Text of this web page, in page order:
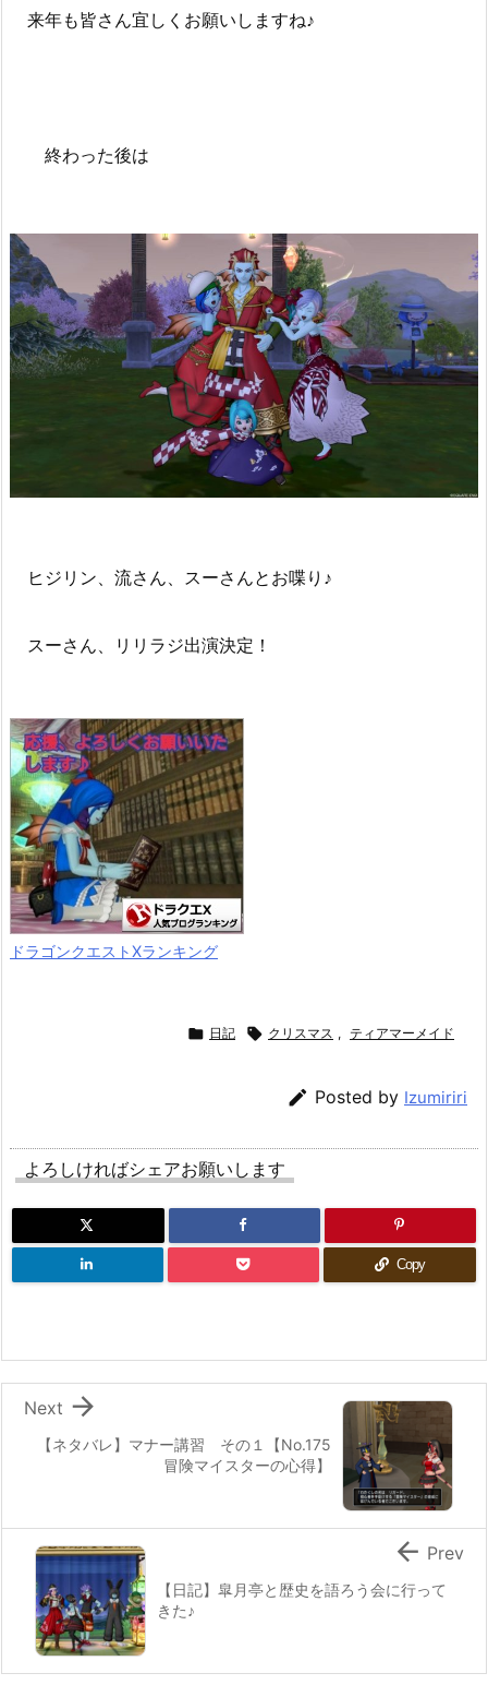
来年も皆さん宜しくお願いしますね♪
終わった後は
ヒジリン、流さん、スーさんとお喋り♪
スーさん、リリラジ出演決定！
ドラゴンクエストXランキング
 日記  クリスマス , ティアマーメイド
 Posted by Izumiriri
よろしければシェアお願いします
Copy
【ネタバレ】マナー講習 その１【No.175
冒険マイスターの心得】

Next
【日記】皐月亭と歴史を語ろう会に行って
きた♪
 Prev